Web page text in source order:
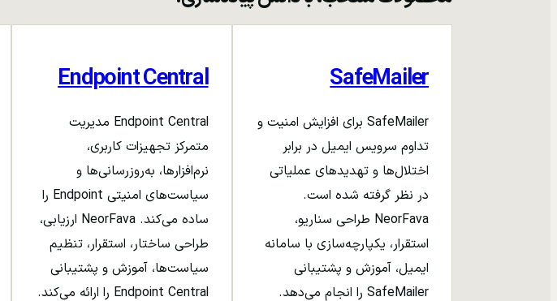
SafeMailer
SafeMailer برای افزایش امنیت و
تداوم سرویس ایمیل در برابر
اختلال‌ها و تهدیدهای عملیاتی
در نظر گرفته شده است.
NeorFava طراحی سناریو،
استقرار، یکپارچه‌سازی با سامانه
ایمیل، آموزش و پشتیبانی
SafeMailer را انجام می‌دهد.
Endpoint Central
Endpoint Central مدیریت
متمرکز تجهیزات کاربری،
نرم‌افزارها، به‌روزرسانی‌ها و
سیاست‌های امنیتی Endpoint را
ساده می‌کند. NeorFava ارزیابی،
طراحی ساختار، استقرار، تنظیم
سیاست‌ها، آموزش و پشتیبانی
Endpoint Central را ارائه می‌کند.